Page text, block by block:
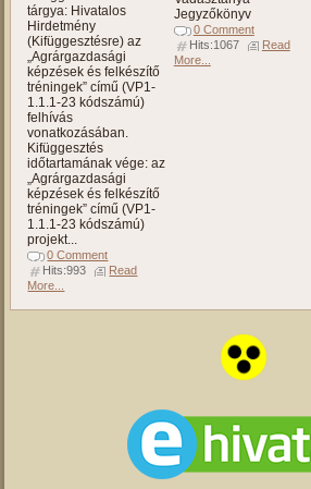
tárgya: Hivatalos
Hirdetmény
(Kifüggesztésre) az
„Agrárgazdasági
képzések és felkészítő
tréningek” című (VP1-
1.1.1-23 kódszámú)
felhívás
vonatkozásában.
Kifüggesztés
időtartamának vége: az
„Agrárgazdasági
képzések és felkészítő
tréningek” című (VP1-
1.1.1-23 kódszámú)
projekt...
0 Comment
Hits:993
Read
More...
Jegyzőkönyv
0 Comment
Hits:1067
Read
More...